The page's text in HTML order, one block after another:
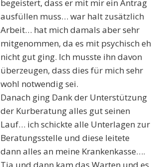
begeistert, dass er mit mir ein Antrag
ausfüllen muss… war halt zusätzlich
Arbeit… hat mich damals aber sehr
mitgenommen, da es mit psychisch eh
nicht gut ging. Ich musste ihn davon
überzeugen, dass dies für mich sehr
wohl notwendig sei.
Danach ging Dank der Unterstützung
der Kurberatung alles gut seinen
Lauf… ich schickte alle Unterlagen zur
Beratungsstelle und diese leitete
dann alles an meine Krankenkasse….